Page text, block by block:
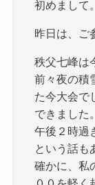
初めまして
昨日は、ご
秩父七峰は
前々夜の積
た今大会で
できました。
午後２時過
という話も
確かに、私